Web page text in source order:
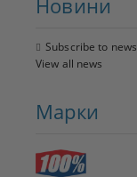
Новини
Subscribe to news
View all news
Марки